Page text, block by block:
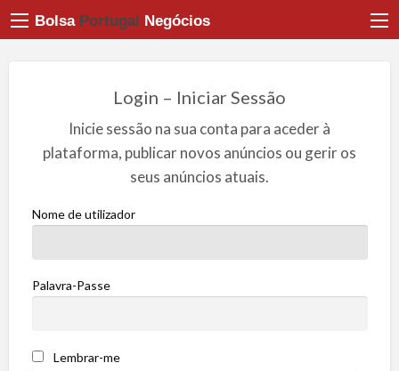
Bolsa Portugal Negócios
Login – Iniciar Sessão
Inicie sessão na sua conta para aceder à
plataforma, publicar novos anúncios ou gerir os
seus anúncios atuais.
Nome de utilizador
Palavra-Passe
Lembrar-me